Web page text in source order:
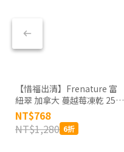
【惜福出清】Frenature 富
紐翠 加拿大 蔓越莓凍乾 25g
【10包組】效期2026.09
NT$768
NT$1,280 6折